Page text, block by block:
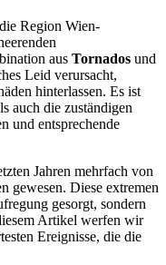
Region Wien-
aus Tornados und
Leid verursacht,
hinterlassen. Es ist
auch die zuständigen
und entsprechende
Jahren mehrfach von
gewesen. Diese extremen
gesorgt, sondern
Artikel werfen wir
Ereignisse, die die